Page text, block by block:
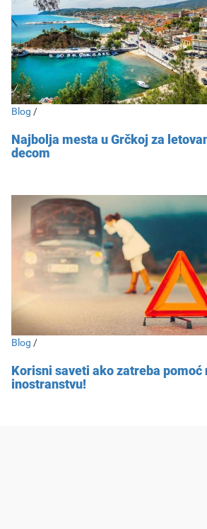
Blog /
Najbolja mesta u Grčkoj za
decom
Blog /
Korisni saveti ako zatreba pomoć
inostranstvu!